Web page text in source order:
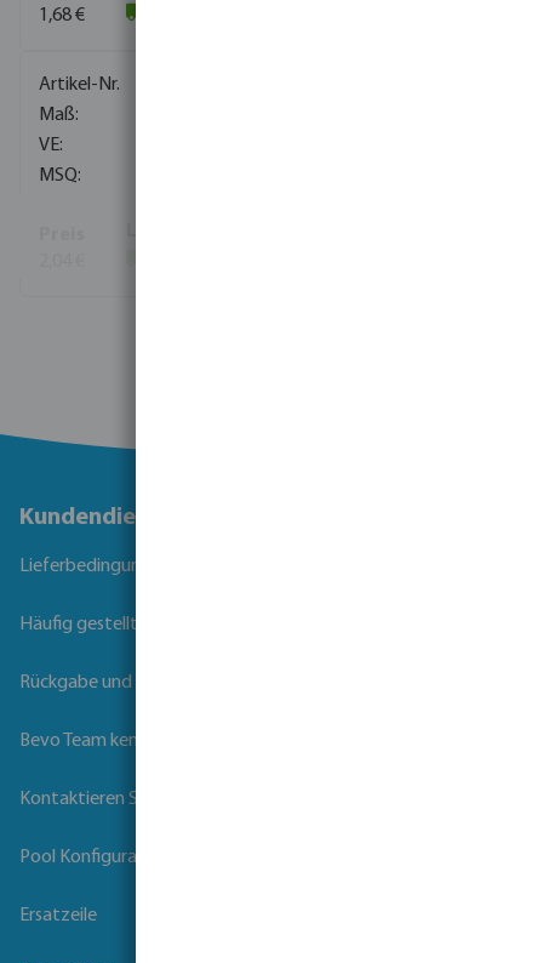
1,68 €
Kundendienst
Lieferbedingungen
Häufig gestellte Fragen
Rückgabe und Garantie
Bevo Team kennenlernen
Kontaktieren Sie uns
Pool Konfigurator
Ersatzeile